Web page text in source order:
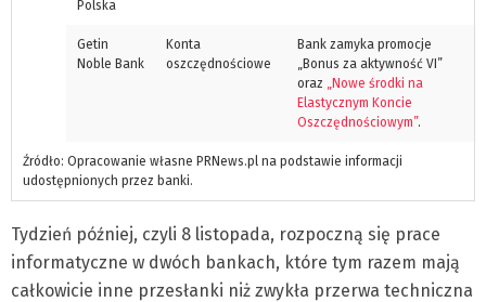
Polska
Getin
Noble Bank
Konta
oszczędnościowe
Bank zamyka promocje
„Bonus za aktywność VI”
oraz
„Nowe środki na
Elastycznym Koncie
Oszczędnościowym”.
Źródło: Opracowanie własne PRNews.pl na podstawie informacji
udostępnionych przez banki.
Tydzień później, czyli 8 listopada, rozpoczną się prace
informatyczne w dwóch bankach, które tym razem mają
całkowicie inne przesłanki niż zwykła przerwa techniczna